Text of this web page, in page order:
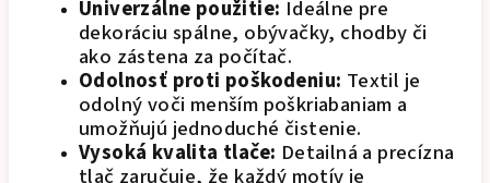
Univerzálne použitie: Ideálne pre
dekoráciu spálne, obývačky, chodby či
ako zástena za počítač.
Odolnosť proti poškodeniu: Textil je
odolný voči menším poškriabaniam a
umožňujú jednoduché čistenie.
Vysoká kvalita tlače: Detailná a precízna
tlač zaručuje, že každý motív je